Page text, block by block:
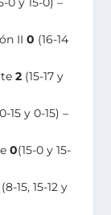
II0 (16-14
2 (15-17 y
15 y 0-15) –
0(15-0 y 15-
(8-15, 15-12 y